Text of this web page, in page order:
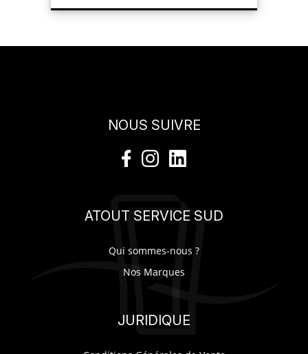
NOUS SUIVRE
ATOUT SERVICE SUD
Qui sommes-nous ?
Nos Marques
JURIDIQUE